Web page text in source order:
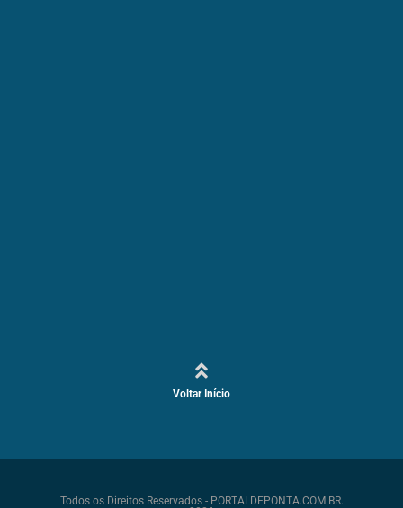
Voltar Início
Todos os Direitos Reservados - PORTALDEPONTA.COM.BR.